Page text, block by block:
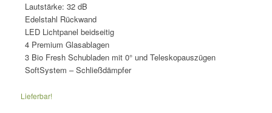
Lautstärke: 32 dB
Edelstahl Rückwand
LED Lichtpanel beidseitig
4 Premium Glasablagen
3 Bio Fresh Schubladen mit 0° und Teleskopauszügen
SoftSystem – Schließdämpfer
Lieferbar!